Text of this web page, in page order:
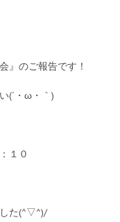
』のご報告です！
(´・ω・｀)
１０
した(^▽^)/